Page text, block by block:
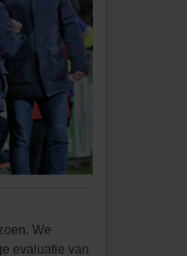
We
evaluatie van